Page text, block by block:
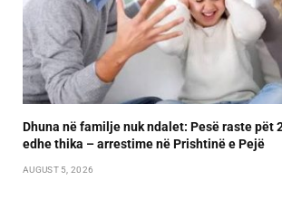
Dhuna në familje nuk ndalet: Pesë raste pët
edhe thika – arrestime në Prishtinë e Pejë
AUGUST 5, 2026